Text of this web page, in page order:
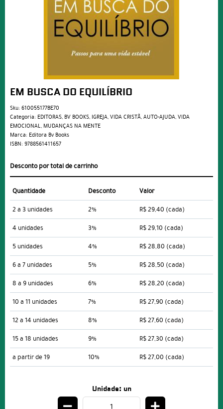
EM BUSCA DO EQUILÍBRIO
Sku: 610055177BE70
Categoria: EDITORAS, BV BOOKS, IGREJA,VIDA CRISTÃ,AUTO-AJUDA,VIDA
EMOCIONAL, MUDANÇAS NA MENTE
Marca: Editora Bv Books
ISBN: 9788561411657
Desconto por total de carrinho
Quantidade Desconto
Valor
2 a 3 unidades
2% R$ 29,40 (cada)
4 unidades
3% R$ 29,10 (cada)
5 unidades
4% R$ 28,80 (cada)
6 a 7 unidades
5% R$ 28,50 (cada)
8 a 9 unidades
6% R$ 28,20 (cada)
10 a 11 unidades
7% R$ 27,90 (cada)
12 a 14 unidades
8% R$ 27,60 (cada)
15 a 18 unidades
9% R$ 27,30 (cada)
a partir de 19
10% R$ 27,00 (cada)
Unidade: un